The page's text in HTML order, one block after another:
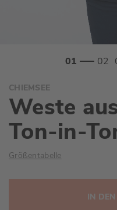
Anfang
der
Bildgalerie
springen
CHIEMSEE
Weste
Ton-in-
Größentabelle
IN